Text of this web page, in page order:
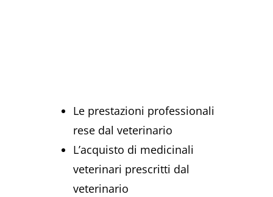
Le prestazioni professionali
rese dal veterinario
L’acquisto di medicinali
veterinari prescritti dal
veterinario